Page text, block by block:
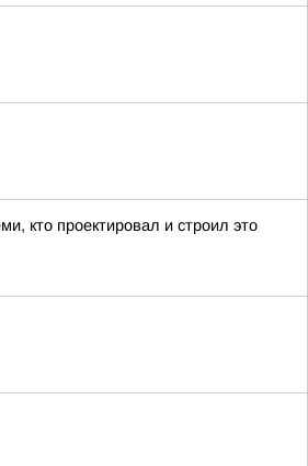
кто проектировал и строил это